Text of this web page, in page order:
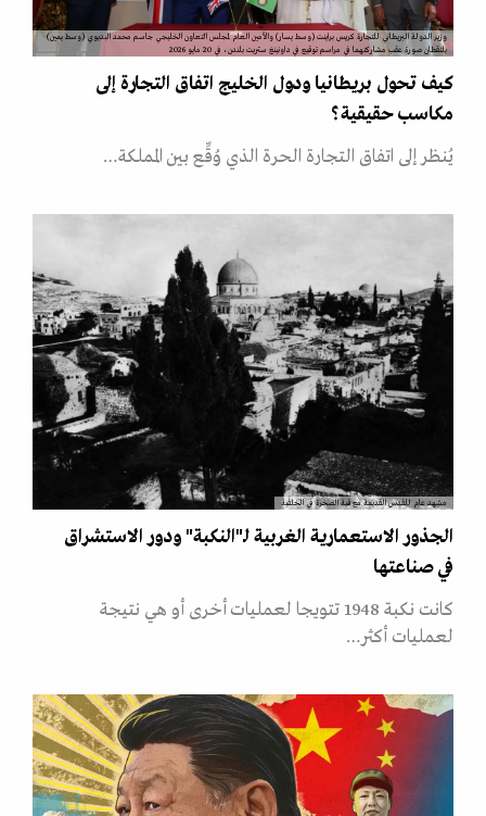
وزير الدولة البريطاني للتجارة كريس براينت (وسط يسار) والأمين العام لمجلس التعاون الخليجي جاسم محمد البديوي (وسط يمين)
يلتقطان صورة عقب مشاركتهما في مراسم توقيع في داونينغ ستريت بلندن، في 20 مايو 2026
كيف تحول بريطانيا ودول الخليج اتفاق التجارة إلى
مكاسب حقيقية؟
يُنظر إلى اتفاق التجارة الحرة الذي وُقِّع بين المملكة…
مشهد عام للقدس القديمة مع قبة الصخرة في الخلفية
الجذور الاستعمارية الغربية لـ"النكبة" ودور الاستشراق
في صناعتها
كانت نكبة 1948 تتويجا لعمليات أخرى أو هي نتيجة
لعمليات أكثر…